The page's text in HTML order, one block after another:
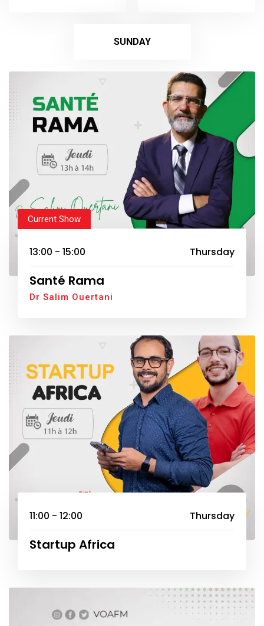
SUNDAY
Current Show
13:00 - 15:00 Thursday
Santé Rama
Dr Salim Ouertani
11:00 - 12:00 Thursday
Startup Africa